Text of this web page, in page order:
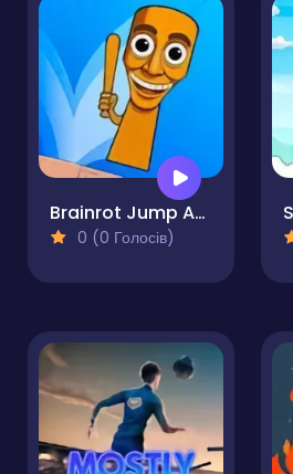
Brainrot Jump Adventure
0 (0 Голосів)